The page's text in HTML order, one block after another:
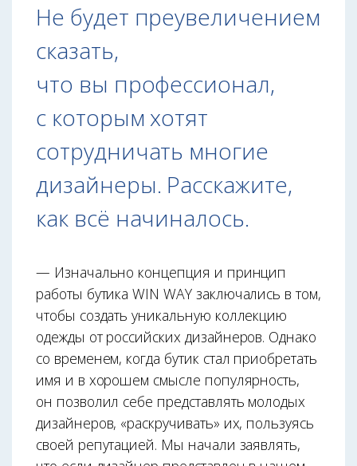
Не будет преувеличением
сказать,
что вы профессионал,
с которым хотят
сотрудничать многие
дизайнеры. Расскажите,
как всё начиналось.
— Изначально концепция и принцип
работы бутика WIN WAY заключались в том,
чтобы создать уникальную коллекцию
одежды от российских дизайнеров. Однако
со временем, когда бутик стал приобретать
имя и в хорошем смысле популярность,
он позволил себе представлять молодых
дизайнеров, «раскручивать» их, пользуясь
своей репутацией. Мы начали заявлять,